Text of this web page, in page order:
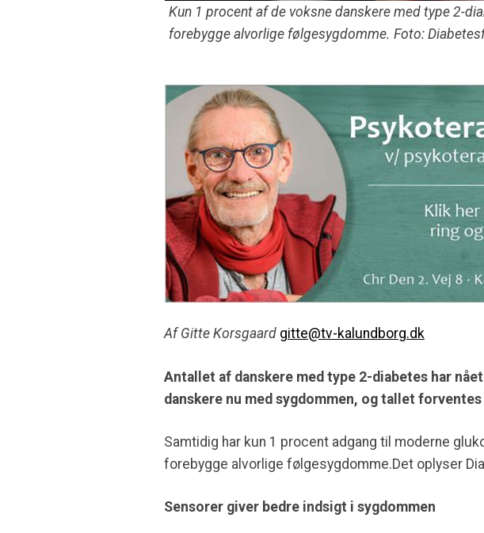
Kun 1 procent af de voksne danskere med type 2-
forebygge alvorlige følgesygdomme. Foto:
Af Gitte Korsgaard gitte@tv-kalundborg.dk
Antallet af danskere med type 2-diabetes har
danskere nu med sygdommen, og tallet
Samtidig har kun 1 procent adgang til moderne
forebygge alvorlige følgesygdomme.Det oplyser
Sensorer giver bedre indsigt i sygdommen